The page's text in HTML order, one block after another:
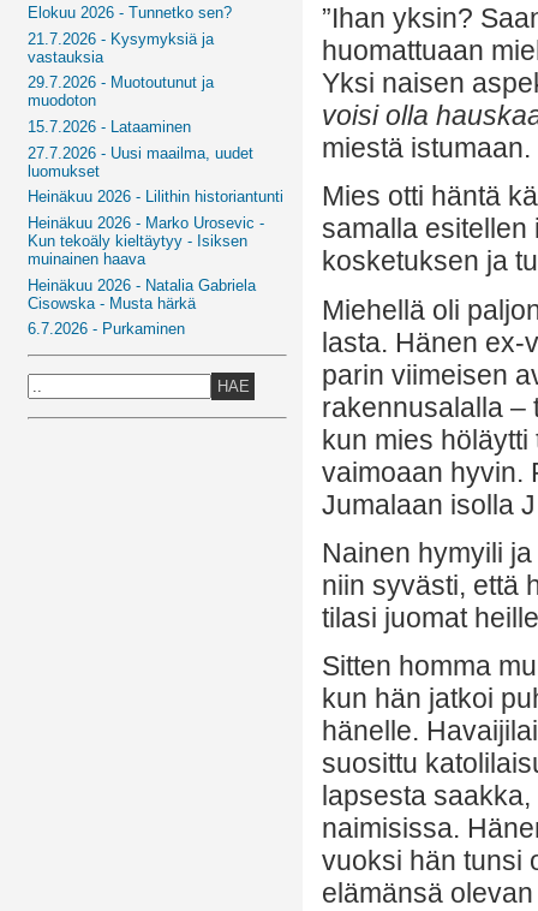
Elokuu 2026 - Tunnetko sen?
21.7.2026 - Kysymyksiä ja
vastauksia
29.7.2026 - Muotoutunut ja
muodoton
15.7.2026 - Lataaminen
27.7.2026 - Uusi maailma, uudet
luomukset
Heinäkuu 2026 - Lilithin historiantunti
Heinäkuu 2026 - Marko Urosevic -
Kun tekoäly kieltäytyy - Isiksen
muinainen haava
Heinäkuu 2026 - Natalia Gabriela
Cisowska - Musta härkä
6.7.2026 - Purkaminen
HAE
”Ihan yksin?
huomattuaan
Yksi naisen
voisi olla
miestä istumaan.
Mies otti häntä
samalla esitellen
kosketuksen ja
Miehellä oli
lasta. Hänen ex-
parin viimeisen
rakennusalalla –
kun mies
vaimoaan hyvin.
Jumalaan isolla
Nainen hymyili
niin syvästi, että
tilasi juomat
Sitten homma
kun hän jatkoi
hänelle.
suosittu
lapsesta
naimisissa.
vuoksi hän tunsi
elämänsä